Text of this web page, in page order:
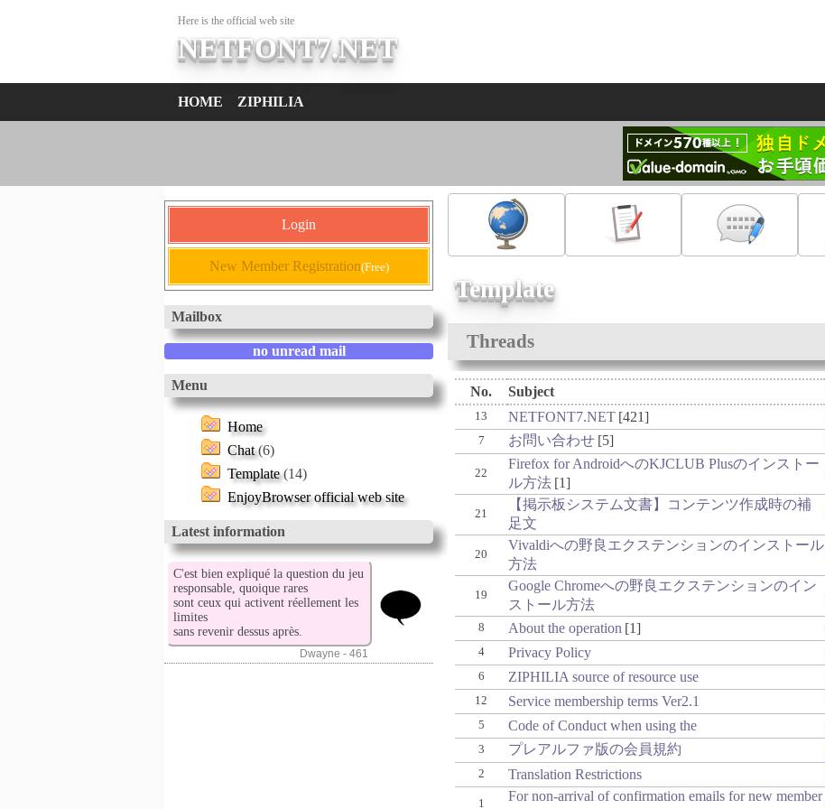
Here is the official web site
NETFONT7.NET
HOME ZIPHILIA
Login
New Member Registration(Free)
Mailbox
no unread mail
Menu
Home
Chat(6)
Template(14)
EnjoyBrowser official web site
Latest information
C'est bien expliqué la question du jeu
responsable, quoique rares
sont ceux qui activent réellement les
limites
sans revenir dessus après.
Dwayne - 461
Template
Threads
No. Subject
13 NETFONT7.NET 421
7
お問い合わせ 5
22
Firefox for AndroidへのKJCLUB Plusのインストー
ル方法 1
21
【掲示板システム文書】コンテンツ作成時の補
足文
20
Vivaldiへの野良エクステンションのインストール
方法
19
Google Chromeへの野良エクステンションのイン
ストール方法
8 About the operation 1
4
Privacy Policy
6
ZIPHILIA source of resource use
12
Service membership terms Ver2.1
5
Code of Conduct when using the
3
プレアルファ版の会員規約
2
Translation Restrictions
1
For non-arrival of confirmation emails for new member